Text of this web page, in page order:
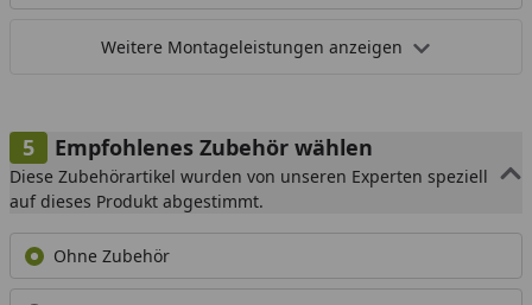
Weitere Montageleistungen anzeigen
Empfohlenes Zubehör wählen
Diese Zubehörartikel wurden von unseren Experten speziell
auf dieses Produkt abgestimmt.
Ohne Zubehör